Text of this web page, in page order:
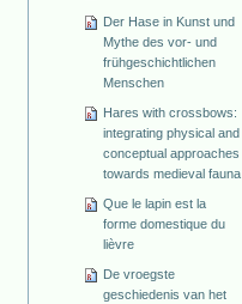
Der Hase in Kunst und
Mythe des vor- und
frühgeschichtlichen
Menschen
Hares with crossbows:
integrating physical and
conceptual approaches
towards medieval fauna
Que le lapin est la
forme domestique du
lièvre
De vroegste
geschiedenis van het